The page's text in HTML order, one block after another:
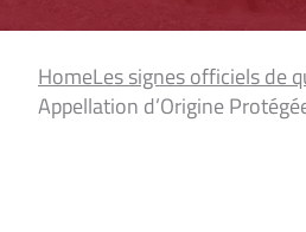
HomeLes signes officiels de
Appellation d’Origine